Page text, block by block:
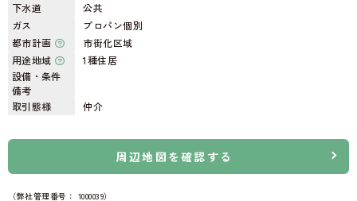
下水道
公共
ガス
プロパン個別
都市計画
市街化区域
用途地域
1種住居
設備・条件
備考
取引態様
仲介
周辺地図を確認する
（弊社管理番号： 1000039）